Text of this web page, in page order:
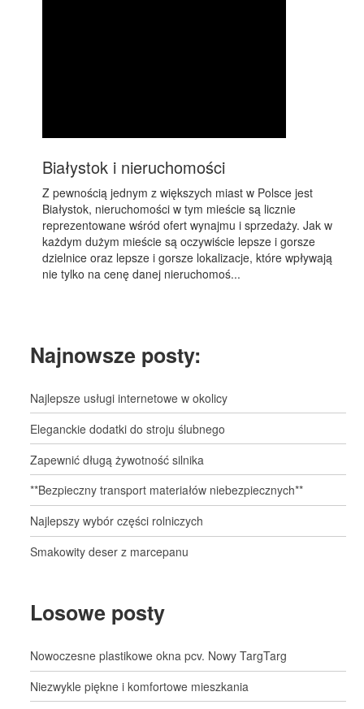
Białystok i nieruchomości
Z pewnością jednym z większych miast w Polsce jest
Białystok, nieruchomości w tym mieście są licznie
reprezentowane wśród ofert wynajmu i sprzedaży. Jak w
każdym dużym mieście są oczywiście lepsze i gorsze
dzielnice oraz lepsze i gorsze lokalizacje, które wpływają
nie tylko na cenę danej nieruchomoś...
Najnowsze posty:
Najlepsze usługi internetowe w okolicy
Eleganckie dodatki do stroju ślubnego
Zapewnić długą żywotność silnika
**Bezpieczny transport materiałów niebezpiecznych**
Najlepszy wybór części rolniczych
Smakowity deser z marcepanu
Losowe posty
Nowoczesne plastikowe okna pcv. Nowy TargTarg
Niezwykle piękne i komfortowe mieszkania